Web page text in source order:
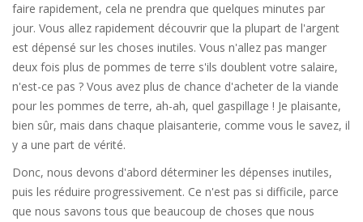
faire rapidement, cela ne prendra que quelques minutes par
jour. Vous allez rapidement découvrir que la plupart de l'argent
est dépensé sur les choses inutiles. Vous n'allez pas manger
deux fois plus de pommes de terre s'ils doublent votre salaire,
n'est-ce pas ? Vous avez plus de chance d'acheter de la viande
pour les pommes de terre, ah-ah, quel gaspillage ! Je plaisante,
bien sûr, mais dans chaque plaisanterie, comme vous le savez, il
y a une part de vérité.
Donc, nous devons d'abord déterminer les dépenses inutiles,
puis les réduire progressivement. Ce n'est pas si difficile, parce
que nous savons tous que beaucoup de choses que nous